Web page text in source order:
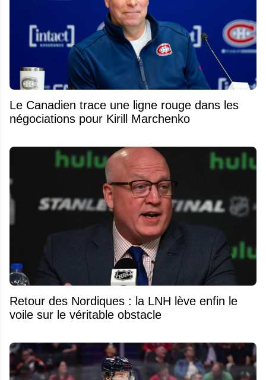
Le Canadien trace une ligne rouge dans les
négociations pour Kirill Marchenko
Retour des Nordiques : la LNH lève enfin le
voile sur le véritable obstacle